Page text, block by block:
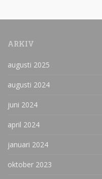
ARKIV
augusti 2025
augusti 2024
juni 2024
april 2024
januari 2024
oktober 2023